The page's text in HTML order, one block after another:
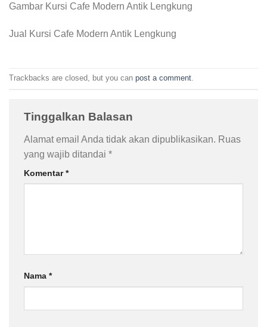
Gambar Kursi Cafe Modern Antik Lengkung
Jual Kursi Cafe Modern Antik Lengkung
Trackbacks are closed, but you can post a comment.
Tinggalkan Balasan
Alamat email Anda tidak akan dipublikasikan. Ruas
yang wajib ditandai *
Komentar*
Nama *